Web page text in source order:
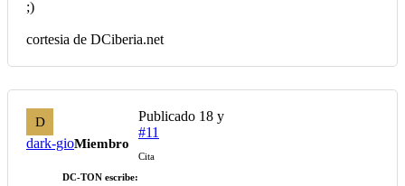
;)
cortesia de DCiberia.net
D
dark-gioMiembro
Publicado 18 y
#11
Cita
DC-TON escribe: